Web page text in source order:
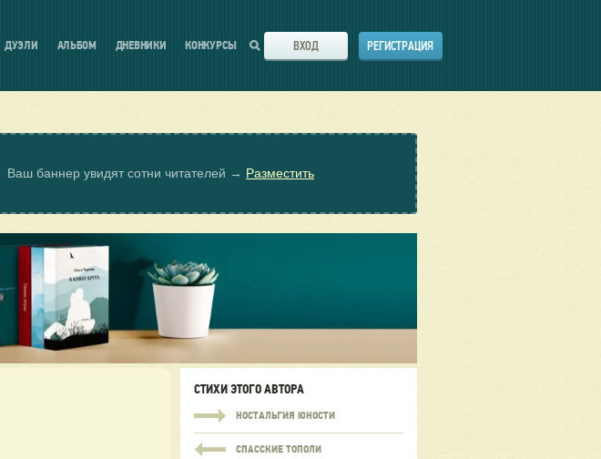
ДУЭЛИ АЛЬБОМ ДНЕВНИКИ КОНКУРСЫ ВХОД РЕГИСТРАЦИЯ
Ваш баннер увидят сотни читателей → Разместить
СТИХИ ЭТОГО АВТОРА
НОСТАЛЬГИЯ ЮНОСТИ
СПАССКИЕ ТОПОЛИ